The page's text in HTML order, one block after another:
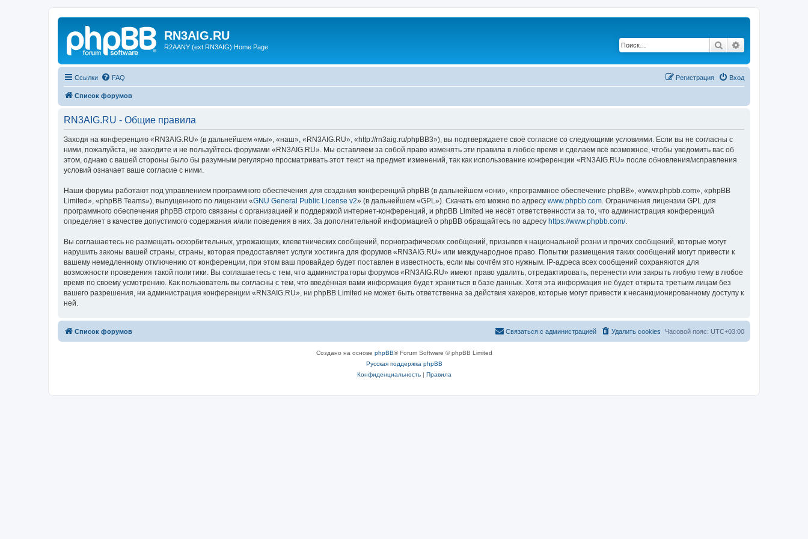
RN3AIG.RU
R2AANY (ext RN3AIG) Home Page Поиск
Ссылки FAQ Вход
Регистрация
Список форумов
RN3AIG.RU - Общие правила
Заходя на конференцию «RN3AIG.RU» (в дальнейшем «мы», «наш», «RN3AIG.RU», «http://rn3aig.ru/phpBB3»), вы подтверждаете своё согласие со следующими условиями. Если вы не согласны с
ними, пожалуйста, не заходите и не пользуйтесь форумами «RN3AIG.RU». Мы оставляем за собой право изменять эти правила в любое время и сделаем всё возможное, чтобы уведомить вас об
этом, однако с вашей стороны было бы разумным регулярно просматривать этот текст на предмет изменений, так как использование конференции «RN3AIG.RU» после обновления/исправления
условий означает ваше согласие с ними.
Наши форумы работают под управлением программного обеспечения для создания конференций phpBB (в дальнейшем «они», «программное обеспечение phpBB», «www.phpbb.com», «phpBB
Limited», «phpBB Teams»), выпущенного по лицензии «GNU General Public License v2» (в дальнейшем «GPL»). Скачать его можно по адресу www.phpbb.com . Ограничения лицензии GPL для
программного обеспечения phpBB строго связаны с организацией и поддержкой интернет-конференций, и phpBB Limited не несёт ответственности за то, что администрация конференций
определяет в качестве допустимого содержания и/или поведения в них. За дополнительной информацией о phpBB обращайтесь по адресу https://www.phpbb.com/.
Вы соглашаетесь не размещать оскорбительных, угрожающих, клеветнических сообщений, порнографических сообщений, призывов к национальной розни и прочих сообщений, которые могут
нарушить законы вашей страны, страны, которая предоставляет услуги хостинга для форумов «RN3AIG.RU» или международное право. Попытки размещения таких сообщений могут привести к
вашему немедленному отключению от конференции, при этом ваш провайдер будет поставлен в известность, если мы сочтём это нужным. IP-адреса всех сообщений сохраняются для
возможности проведения такой политики. Вы соглашаетесь с тем, что администраторы форумов «RN3AIG.RU» имеют право удалить, отредактировать, перенести или закрыть любую тему в любое
время по своему усмотрению. Как пользователь вы согласны с тем, что введённая вами информация будет храниться в базе данных. Хотя эта информация не будет открыта третьим лицам без
вашего разрешения, ни администрация конференции «RN3AIG.RU», ни phpBB Limited не может быть ответственна за действия хакеров, которые могут привести к несанкционированному доступу к
ней.
Список форумов Часовой пояс: UTC+03:00
Удалить cookies
Связаться с администрацией
Создано на основе phpBB® Forum Software © phpBB Limited
Русская поддержка phpBB
Конфиденциальность| Правила